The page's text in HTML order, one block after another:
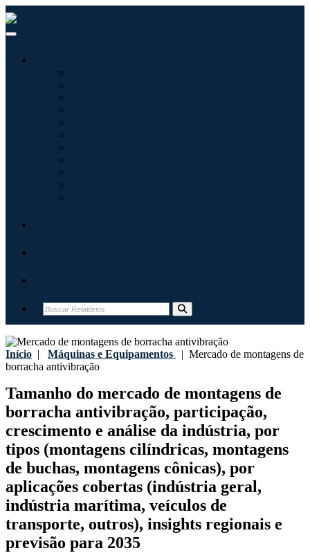
Início | Máquinas e Equipamentos | Mercado de montagens de
borracha antivibração
Tamanho do mercado de montagens de
borracha antivibração, participação,
crescimento e análise da indústria, por
tipos (montagens cilíndricas, montagens
de buchas, montagens cônicas), por
aplicações cobertas (indústria geral,
indústria marítima, veículos de
transporte, outros), insights regionais e
previsão para 2035